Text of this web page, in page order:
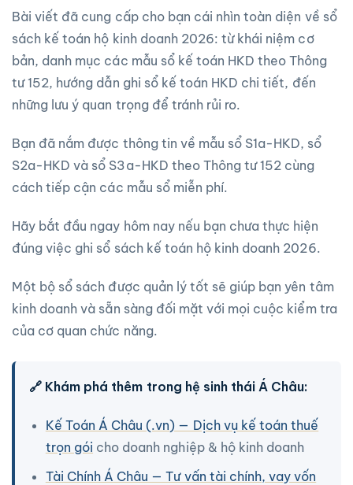
Bài viết đã cung cấp cho bạn cái nhìn toàn diện về sổ
sách kế toán hộ kinh doanh 2026: từ khái niệm cơ
bản, danh mục các mẫu sổ kế toán HKD theo Thông
tư 152, hướng dẫn ghi sổ kế toán HKD chi tiết, đến
những lưu ý quan trọng để tránh rủi ro.
Bạn đã nắm được thông tin về mẫu sổ S1a-HKD, sổ
S2a-HKD và sổ S3a-HKD theo Thông tư 152 cùng
cách tiếp cận các mẫu sổ miễn phí.
Hãy bắt đầu ngay hôm nay nếu bạn chưa thực hiện
đúng việc ghi sổ sách kế toán hộ kinh doanh 2026.
Một bộ sổ sách được quản lý tốt sẽ giúp bạn yên tâm
kinh doanh và sẵn sàng đối mặt với mọi cuộc kiểm tra
của cơ quan chức năng.
🔗 Khám phá thêm trong hệ sinh thái Á Châu:
Kế Toán Á Châu (.vn) — Dịch vụ kế toán thuế
trọn gói cho doanh nghiệp & hộ kinh doanh
Tài Chính Á Châu — Tư vấn tài chính, vay vốn